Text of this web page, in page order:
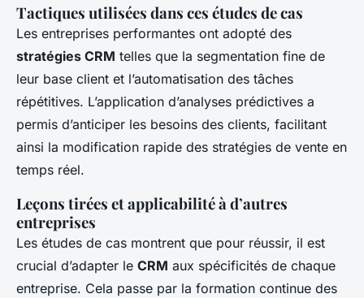
Tactiques utilisées dans ces études de cas
Les entreprises performantes ont adopté des
stratégies CRM telles que la segmentation fine de
leur base client et l’automatisation des tâches
répétitives. L’application d’analyses prédictives a
permis d’anticiper les besoins des clients, facilitant
ainsi la modification rapide des stratégies de vente en
temps réel.
Leçons tirées et applicabilité à d’autres
entreprises
Les études de cas montrent que pour réussir, il est
crucial d’adapter le CRM aux spécificités de chaque
entreprise. Cela passe par la formation continue des